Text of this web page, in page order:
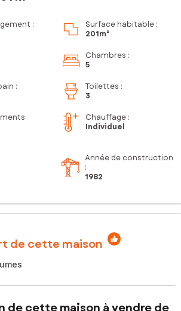
:
Surface habitable :
201m²
Chambres :
5
:
Toilettes :
3
Chauffage :
Individuel
Année de construction
:
1982
de cette maison